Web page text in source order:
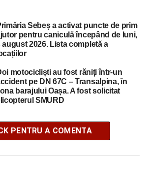
Sebeș a activat puncte de prim
pentru caniculă începând de luni,
august 2026. Lista completă a
motocicliști au fost răniți într-un
pe DN 67C – Transalpina, în
barajului Oașa. A fost solicitat
SMURD
PENTRU A COMENTA